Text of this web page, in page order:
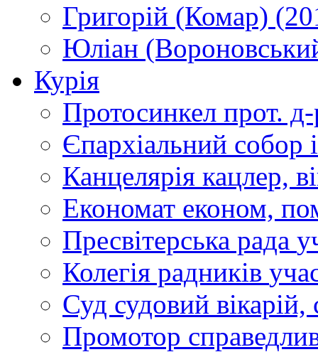
Григорій (Комар)
Юліан
Курія
Протосинкел прот.
Єпархіальний собор
Канцелярія кацлер,
Економат економ,
Пресвітерська рада
Колегія радників
Суд судовий вікарій,
Промотор